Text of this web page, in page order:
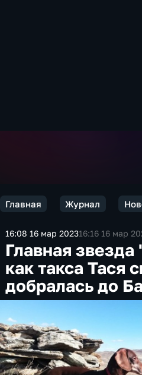
Главная Журнал
16:08 16 мар 202316:16 16 мар
Главная
как такса Тася
добралась до